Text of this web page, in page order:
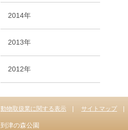
2014年
2013年
2012年
動物取扱業に関する表示 サイトマップ
到津の森公園